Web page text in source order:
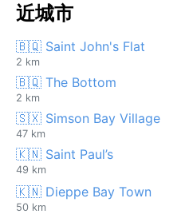
近城市
🇧🇶 Saint John's Flat
2 km
🇧🇶 The Bottom
2 km
🇸🇽 Simson Bay Village
47 km
🇰🇳 Saint Paul’s
49 km
🇰🇳 Dieppe Bay Town
50 km